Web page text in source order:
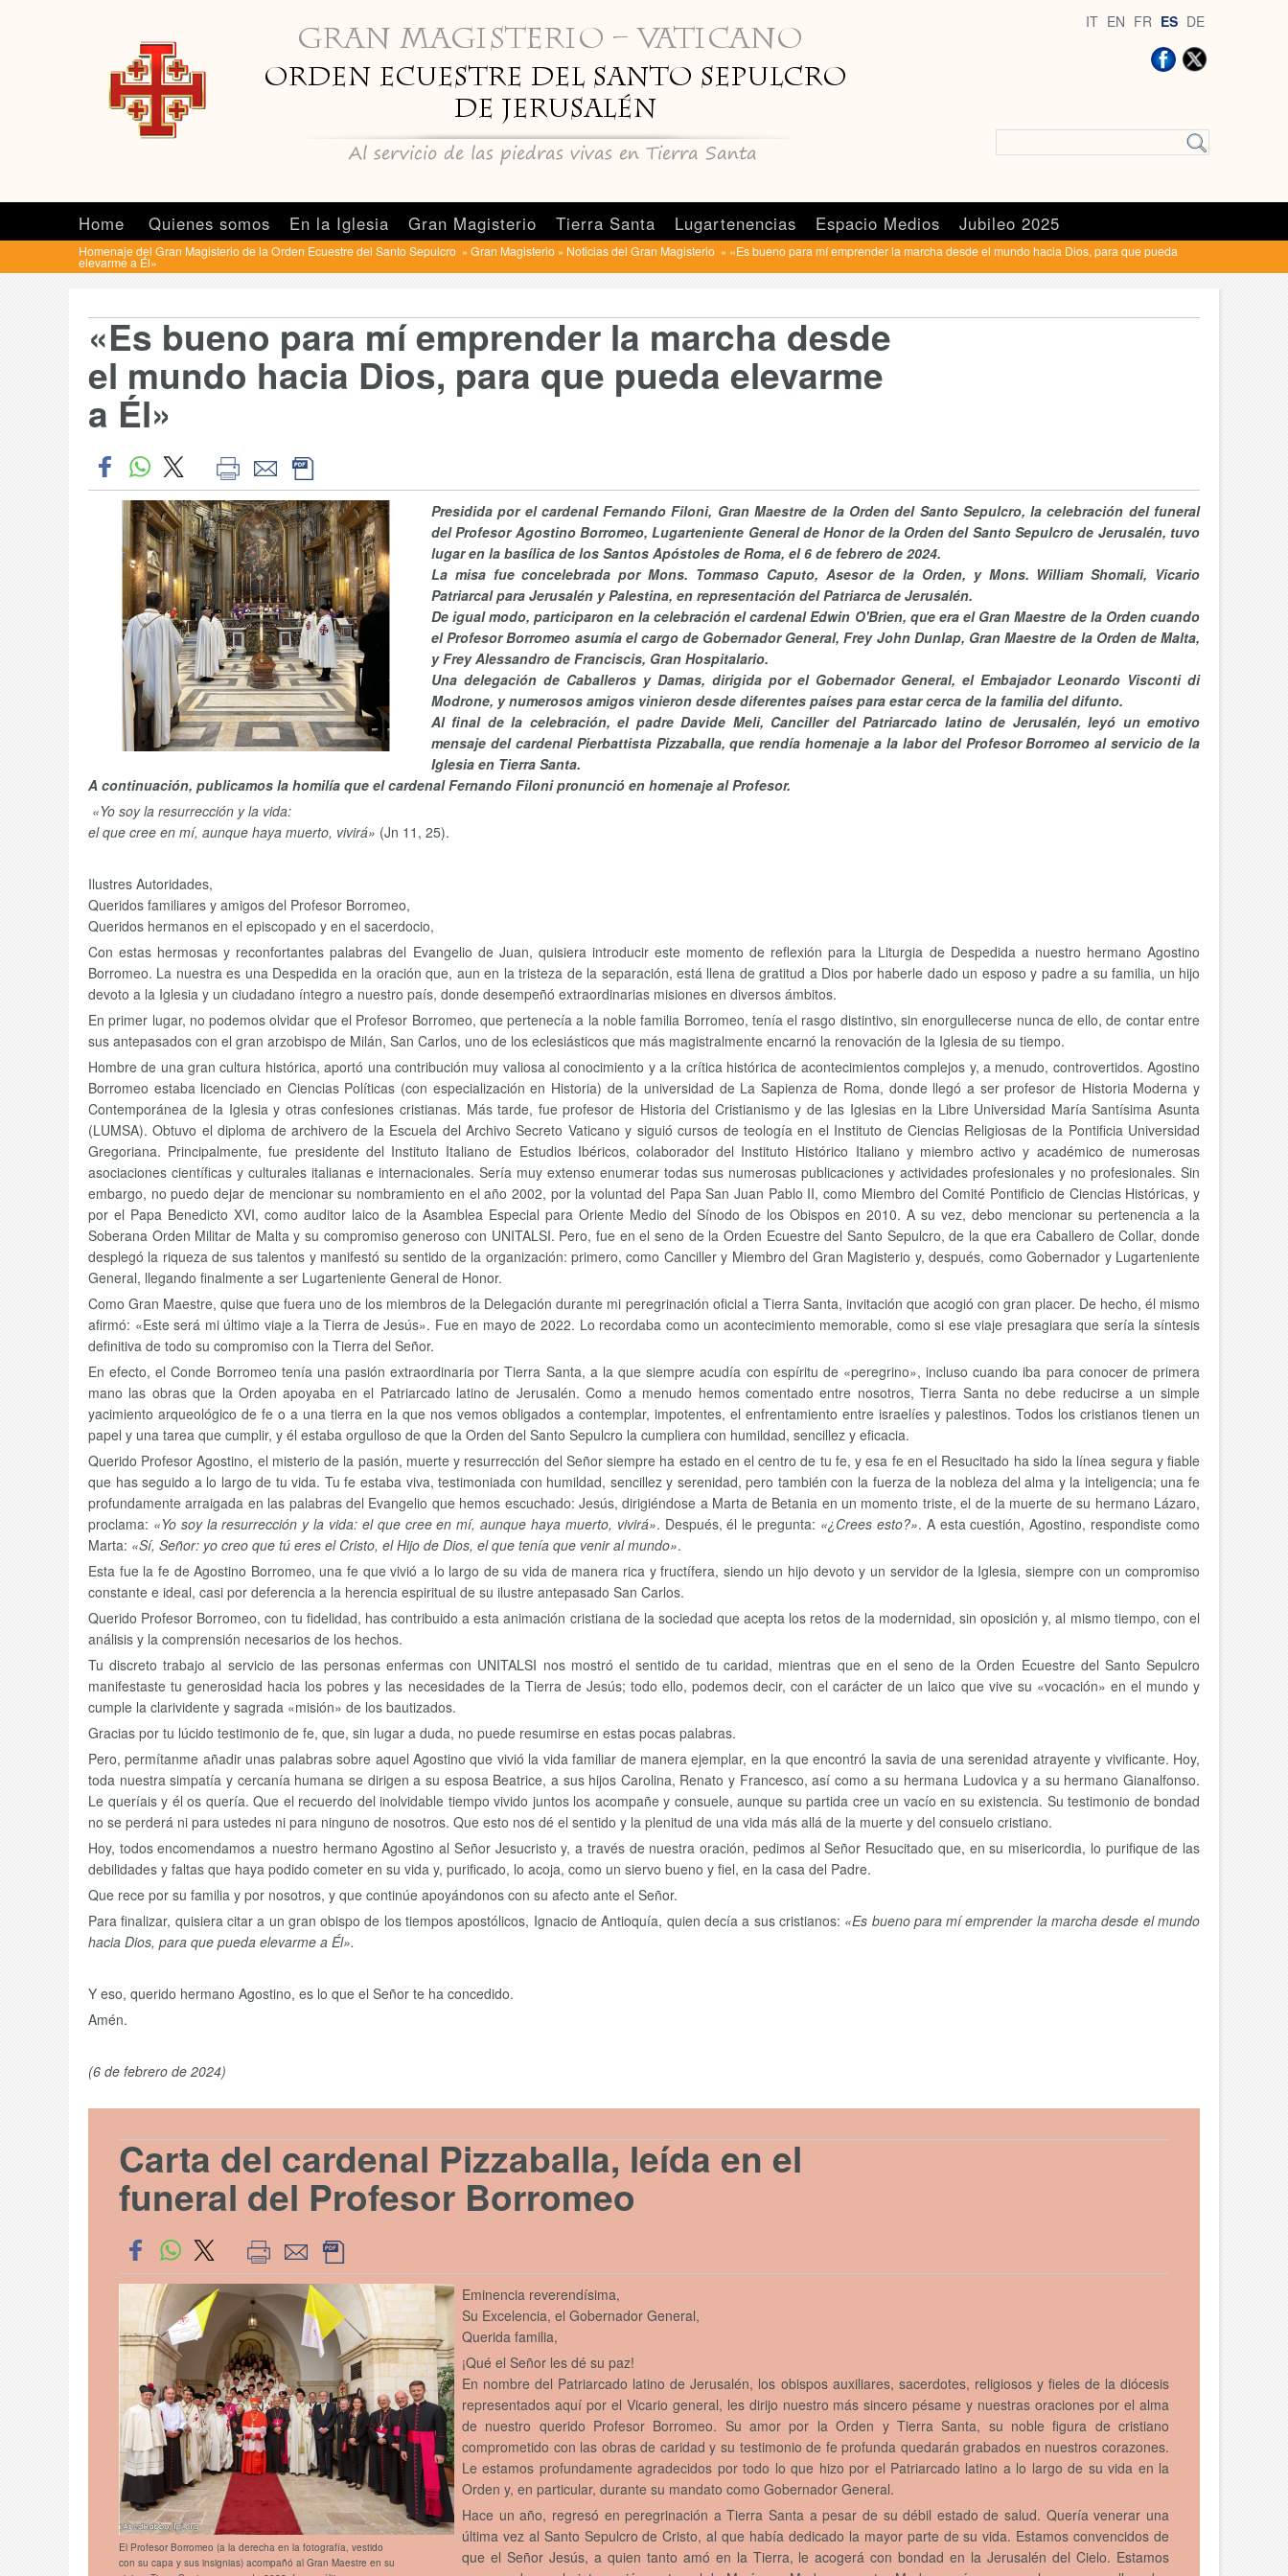
IT EN FR ES DE
Home Quienes somos En la Iglesia Gran Magisterio Tierra Santa Lugartenencias Espacio Medios Jubileo 2025
Homenaje del Gran Magisterio de la Orden Ecuestre del Santo Sepulcro » Gran Magisterio » Noticias del Gran Magisterio » «Es bueno para mí emprender la marcha desde el mundo hacia Dios, para que pueda
elevarme a Él»
«Es bueno para mí emprender la marcha desde
el mundo hacia Dios, para que pueda elevarme
a Él»
Presidida por el cardenal Fernando Filoni, Gran Maestre de la Orden del Santo Sepulcro, la celebración del funeral
del Profesor Agostino Borromeo, Lugarteniente General de Honor de la Orden del Santo Sepulcro de Jerusalén, tuvo
lugar en la basílica de los Santos Apóstoles de Roma, el 6 de febrero de 2024.
La misa fue concelebrada por Mons. Tommaso Caputo, Asesor de la Orden, y Mons. William Shomali, Vicario
Patriarcal para Jerusalén y Palestina, en representación del Patriarca de Jerusalén.
De igual modo, participaron en la celebración el cardenal Edwin O'Brien, que era el Gran Maestre de la Orden cuando
el Profesor Borromeo asumía el cargo de Gobernador General, Frey John Dunlap, Gran Maestre de la Orden de Malta,
y Frey Alessandro de Franciscis, Gran Hospitalario.
Una delegación de Caballeros y Damas, dirigida por el Gobernador General, el Embajador Leonardo Visconti di
Modrone, y numerosos amigos vinieron desde diferentes países para estar cerca de la familia del difunto.
Al final de la celebración, el padre Davide Meli, Canciller del Patriarcado latino de Jerusalén, leyó un emotivo
mensaje del cardenal Pierbattista Pizzaballa, que rendía homenaje a la labor del Profesor Borromeo al servicio de la
Iglesia en Tierra Santa.
A continuación, publicamos la homilía que el cardenal Fernando Filoni pronunció en homenaje al Profesor.
«Yo soy la resurrección y la vida:
el que cree en mí, aunque haya muerto, vivirá» (Jn 11, 25).
Ilustres Autoridades,
Queridos familiares y amigos del Profesor Borromeo,
Queridos hermanos en el episcopado y en el sacerdocio,
Con estas hermosas y reconfortantes palabras del Evangelio de Juan, quisiera introducir este momento de reflexión para la Liturgia de Despedida a nuestro hermano Agostino
Borromeo. La nuestra es una Despedida en la oración que, aun en la tristeza de la separación, está llena de gratitud a Dios por haberle dado un esposo y padre a su familia, un hijo
devoto a la Iglesia y un ciudadano íntegro a nuestro país, donde desempeñó extraordinarias misiones en diversos ámbitos.
En primer lugar, no podemos olvidar que el Profesor Borromeo, que pertenecía a la noble familia Borromeo, tenía el rasgo distintivo, sin enorgullecerse nunca de ello, de contar entre
sus antepasados con el gran arzobispo de Milán, San Carlos, uno de los eclesiásticos que más magistralmente encarnó la renovación de la Iglesia de su tiempo.
Hombre de una gran cultura histórica, aportó una contribución muy valiosa al conocimiento y a la crítica histórica de acontecimientos complejos y, a menudo, controvertidos. Agostino
Borromeo estaba licenciado en Ciencias Políticas (con especialización en Historia) de la universidad de La Sapienza de Roma, donde llegó a ser profesor de Historia Moderna y
Contemporánea de la Iglesia y otras confesiones cristianas. Más tarde, fue profesor de Historia del Cristianismo y de las Iglesias en la Libre Universidad María Santísima Asunta
(LUMSA). Obtuvo el diploma de archivero de la Escuela del Archivo Secreto Vaticano y siguió cursos de teología en el Instituto de Ciencias Religiosas de la Pontificia Universidad
Gregoriana. Principalmente, fue presidente del Instituto Italiano de Estudios Ibéricos, colaborador del Instituto Histórico Italiano y miembro activo y académico de numerosas
asociaciones científicas y culturales italianas e internacionales. Sería muy extenso enumerar todas sus numerosas publicaciones y actividades profesionales y no profesionales. Sin
embargo, no puedo dejar de mencionar su nombramiento en el año 2002, por la voluntad del Papa San Juan Pablo II, como Miembro del Comité Pontificio de Ciencias Históricas, y
por el Papa Benedicto XVI, como auditor laico de la Asamblea Especial para Oriente Medio del Sínodo de los Obispos en 2010. A su vez, debo mencionar su pertenencia a la
Soberana Orden Militar de Malta y su compromiso generoso con UNITALSI. Pero, fue en el seno de la Orden Ecuestre del Santo Sepulcro, de la que era Caballero de Collar, donde
desplegó la riqueza de sus talentos y manifestó su sentido de la organización: primero, como Canciller y Miembro del Gran Magisterio y, después, como Gobernador y Lugarteniente
General, llegando finalmente a ser Lugarteniente General de Honor.
Como Gran Maestre, quise que fuera uno de los miembros de la Delegación durante mi peregrinación oficial a Tierra Santa, invitación que acogió con gran placer. De hecho, él mismo
afirmó: «Este será mi último viaje a la Tierra de Jesús». Fue en mayo de 2022. Lo recordaba como un acontecimiento memorable, como si ese viaje presagiara que sería la síntesis
definitiva de todo su compromiso con la Tierra del Señor.
En efecto, el Conde Borromeo tenía una pasión extraordinaria por Tierra Santa, a la que siempre acudía con espíritu de «peregrino», incluso cuando iba para conocer de primera
mano las obras que la Orden apoyaba en el Patriarcado latino de Jerusalén. Como a menudo hemos comentado entre nosotros, Tierra Santa no debe reducirse a un simple
yacimiento arqueológico de fe o a una tierra en la que nos vemos obligados a contemplar, impotentes, el enfrentamiento entre israelíes y palestinos. Todos los cristianos tienen un
papel y una tarea que cumplir, y él estaba orgulloso de que la Orden del Santo Sepulcro la cumpliera con humildad, sencillez y eficacia.
Querido Profesor Agostino, el misterio de la pasión, muerte y resurrección del Señor siempre ha estado en el centro de tu fe, y esa fe en el Resucitado ha sido la línea segura y fiable
que has seguido a lo largo de tu vida. Tu fe estaba viva, testimoniada con humildad, sencillez y serenidad, pero también con la fuerza de la nobleza del alma y la inteligencia; una fe
profundamente arraigada en las palabras del Evangelio que hemos escuchado: Jesús, dirigiéndose a Marta de Betania en un momento triste, el de la muerte de su hermano Lázaro,
proclama: «Yo soy la resurrección y la vida: el que cree en mí, aunque haya muerto, vivirá». Después, él le pregunta: «¿Crees esto?». A esta cuestión, Agostino, respondiste como
Marta: «Sí, Señor: yo creo que tú eres el Cristo, el Hijo de Dios, el que tenía que venir al mundo».
Esta fue la fe de Agostino Borromeo, una fe que vivió a lo largo de su vida de manera rica y fructífera, siendo un hijo devoto y un servidor de la Iglesia, siempre con un compromiso
constante e ideal, casi por deferencia a la herencia espiritual de su ilustre antepasado San Carlos.
Querido Profesor Borromeo, con tu fidelidad, has contribuido a esta animación cristiana de la sociedad que acepta los retos de la modernidad, sin oposición y, al mismo tiempo, con el
análisis y la comprensión necesarios de los hechos.
Tu discreto trabajo al servicio de las personas enfermas con UNITALSI nos mostró el sentido de tu caridad, mientras que en el seno de la Orden Ecuestre del Santo Sepulcro
manifestaste tu generosidad hacia los pobres y las necesidades de la Tierra de Jesús; todo ello, podemos decir, con el carácter de un laico que vive su «vocación» en el mundo y
cumple la clarividente y sagrada «misión» de los bautizados.
Gracias por tu lúcido testimonio de fe, que, sin lugar a duda, no puede resumirse en estas pocas palabras.
Pero, permítanme añadir unas palabras sobre aquel Agostino que vivió la vida familiar de manera ejemplar, en la que encontró la savia de una serenidad atrayente y vivificante. Hoy,
toda nuestra simpatía y cercanía humana se dirigen a su esposa Beatrice, a sus hijos Carolina, Renato y Francesco, así como a su hermana Ludovica y a su hermano Gianalfonso.
Le queríais y él os quería. Que el recuerdo del inolvidable tiempo vivido juntos los acompañe y consuele, aunque su partida cree un vacío en su existencia. Su testimonio de bondad
no se perderá ni para ustedes ni para ninguno de nosotros. Que esto nos dé el sentido y la plenitud de una vida más allá de la muerte y del consuelo cristiano.
Hoy, todos encomendamos a nuestro hermano Agostino al Señor Jesucristo y, a través de nuestra oración, pedimos al Señor Resucitado que, en su misericordia, lo purifique de las
debilidades y faltas que haya podido cometer en su vida y, purificado, lo acoja, como un siervo bueno y fiel, en la casa del Padre.
Que rece por su familia y por nosotros, y que continúe apoyándonos con su afecto ante el Señor.
Para finalizar, quisiera citar a un gran obispo de los tiempos apostólicos, Ignacio de Antioquía, quien decía a sus cristianos: «Es bueno para mí emprender la marcha desde el mundo
hacia Dios, para que pueda elevarme a Él».
Y eso, querido hermano Agostino, es lo que el Señor te ha concedido.
Amén.
(6 de febrero de 2024)
Carta del cardenal Pizzaballa, leída en el
funeral del Profesor Borromeo
El Profesor Borromeo (a la derecha en la fotografía, vestido
con su capa y sus insignias) acompañó al Gran Maestre en su
Eminencia reverendísima,
Su Excelencia, el Gobernador General,
Querida familia,
¡Qué el Señor les dé su paz!
En nombre del Patriarcado latino de Jerusalén, los obispos auxiliares, sacerdotes, religiosos y fieles de la diócesis
representados aquí por el Vicario general, les dirijo nuestro más sincero pésame y nuestras oraciones por el alma
de nuestro querido Profesor Borromeo. Su amor por la Orden y Tierra Santa, su noble figura de cristiano
comprometido con las obras de caridad y su testimonio de fe profunda quedarán grabados en nuestros corazones.
Le estamos profundamente agradecidos por todo lo que hizo por el Patriarcado latino a lo largo de su vida en la
Orden y, en particular, durante su mandato como Gobernador General.
Hace un año, regresó en peregrinación a Tierra Santa a pesar de su débil estado de salud. Quería venerar una
última vez al Santo Sepulcro de Cristo, al que había dedicado la mayor parte de su vida. Estamos convencidos de
que el Señor Jesús, a quien tanto amó en la Tierra, le acogerá con bondad en la Jerusalén del Cielo. Estamos